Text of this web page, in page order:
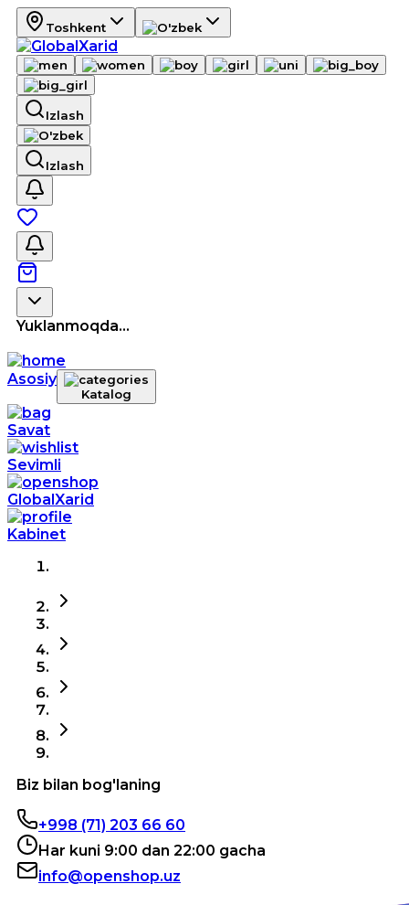
Toshkent
Izlash
Izlash
Yuklanmoqda...
Asosiy
Katalog
Savat
Sevimli
GlobalXarid
Kabinet
Biz bilan bog'laning
+998 (71) 203 66 60
Har kuni 9:00 dan 22:00 gacha
info@openshop.uz